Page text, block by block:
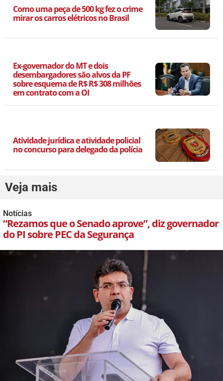
Como uma peça de 500 kg fez o crime
mirar os carros elétricos no Brasil
Ex-governador do MT e dois
desembargadores são alvos da PF
sobre esquema de R$ R$ 308 milhões
em contrato com a OI
Atividade jurídica e atividade policial
no concurso para delegado da polícia
Veja mais
Notícias
“Rezamos que o Senado aprove”, diz governador
do PI sobre PEC da Segurança